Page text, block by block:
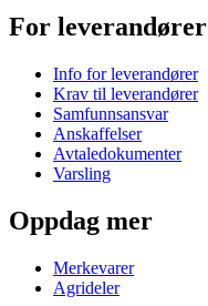
For leverandører
Info for leverandører
Krav til leverandører
Samfunnsansvar
Anskaffelser
Avtaledokumenter
Varsling
Oppdag mer
Merkevarer
Agrideler